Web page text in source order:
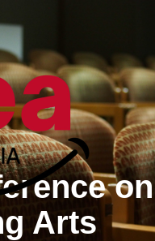
on
Arts